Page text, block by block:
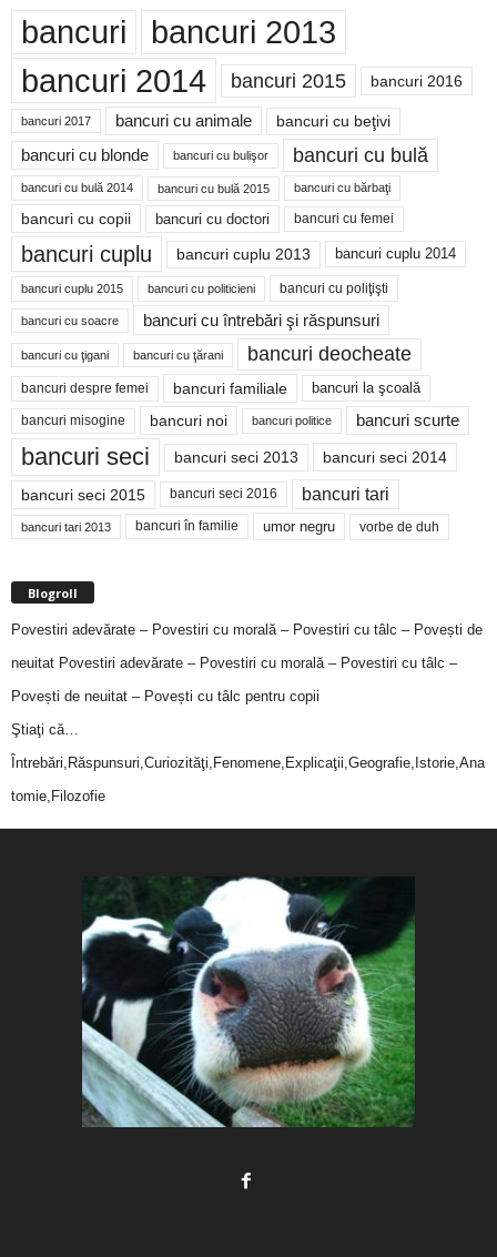
bancuri bancuri 2013
bancuri 2014 bancuri 2015 bancuri 2016
bancuri 2017 bancuri cu animale bancuri cu beţivi
bancuri cu blonde bancuri cu bulişor bancuri cu bulă
bancuri cu bulă 2014 bancuri cu bulă 2015 bancuri cu bărbaţi
bancuri cu copii bancuri cu doctori bancuri cu femei
bancuri cuplu bancuri cuplu 2013 bancuri cuplu 2014
bancuri cuplu 2015 bancuri cu politicieni bancuri cu poliţişti
bancuri cu soacre bancuri cu întrebări şi răspunsuri
bancuri cu ţigani bancuri cu ţărani bancuri deocheate
bancuri despre femei bancuri familiale bancuri la şcoală
bancuri misogine bancuri noi bancuri politice bancuri scurte
bancuri seci bancuri seci 2013 bancuri seci 2014
bancuri seci 2015 bancuri seci 2016 bancuri tari
bancuri tari 2013 bancuri în familie umor negru vorbe de duh
Blogroll
Povestiri adevărate – Povestiri cu morală – Povestiri cu tâlc – Povești de
neuitat Povestiri adevărate – Povestiri cu morală – Povestiri cu tâlc –
Povești de neuitat – Povești cu tâlc pentru copii
Ştiaţi că…
Întrebări,Răspunsuri,Curiozităţi,Fenomene,Explicaţii,Geografie,Istorie,Ana
tomie,Filozofie